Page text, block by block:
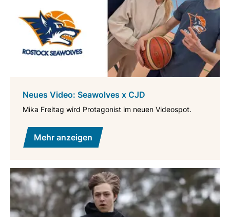
Neues Video: Seawolves x CJD
Mika Freitag wird Protagonist im neuen Videospot.
Mehr anzeigen